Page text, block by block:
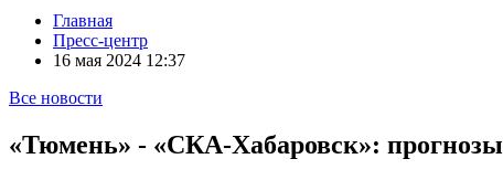
Главная
Пресс-центр
16 мая 2024 12:37
Все новости
«Тюмень» - «СКА-Хабаровск»: прогнозы